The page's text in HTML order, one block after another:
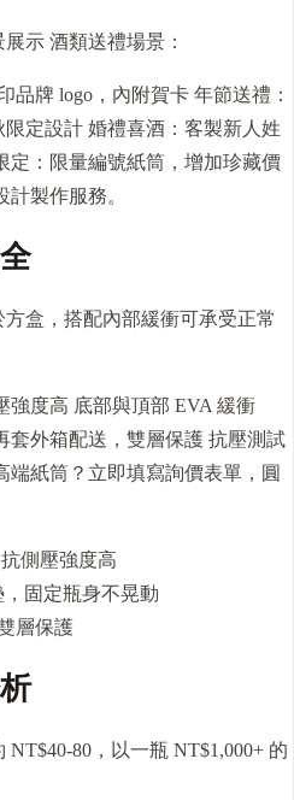
示 酒類送禮場景：
品牌 logo，內附賀卡 年節送禮：
定設計 婚禮喜酒：客製新人姓
定：限量編號紙筒，增加珍藏價
製作服務。
盒，搭配內部緩衝可承受正常
強度高 底部與頂部 EVA 緩衝
套外箱配送，雙層保護 抗壓測試
端紙筒？立即填寫詢價表單，圓
側壓強度高
固定瓶身不晃動
層保護
80，以一瓶 NT$1,000+ 的